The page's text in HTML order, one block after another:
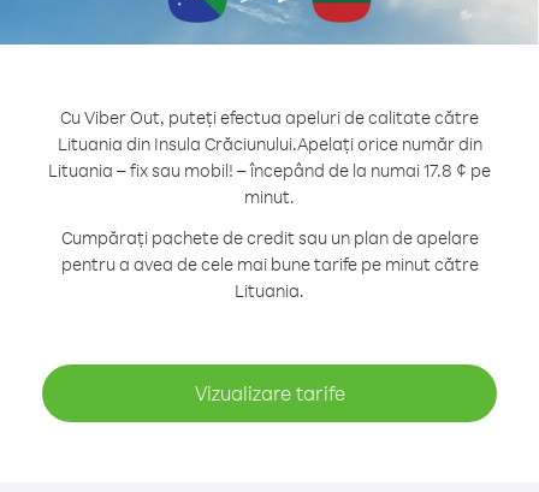
Cu Viber Out, puteți efectua apeluri de calitate către
Lituania din Insula Crăciunului.Apelați orice număr din
Lituania – fix sau mobil! – începând de la numai 17.8 ¢ pe
minut.
Cumpărați pachete de credit sau un plan de apelare
pentru a avea de cele mai bune tarife pe minut către
Lituania.
Vizualizare tarife